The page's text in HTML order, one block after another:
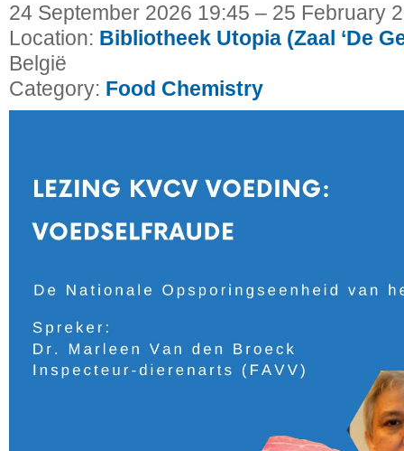
24 September 2026 19:45 – 25 February
Location: Bibliotheek Utopia (Zaal ‘De
België
Category: Food Chemistry